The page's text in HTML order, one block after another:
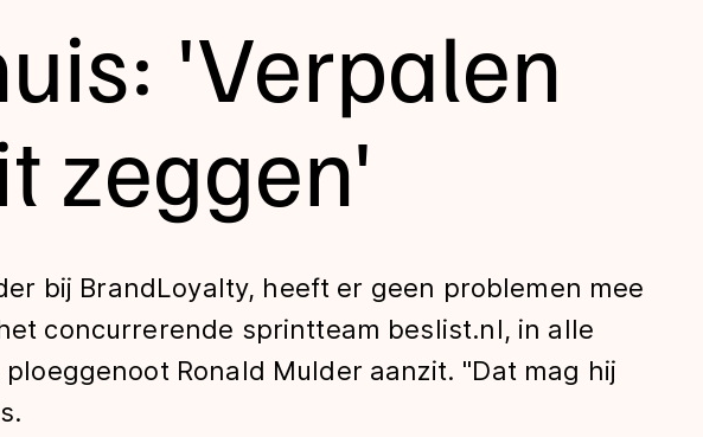
'Verpalen
zeggen'
bij BrandLoyalty, heeft er geen problemen mee
concurrerende sprintteam beslist.nl, in alle
Ronald Mulder aanzit. "Dat mag hij